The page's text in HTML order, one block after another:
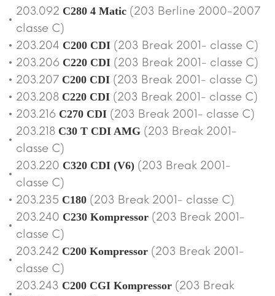
203.092 C280 4 Matic (203 Berline 2000-2007
classe C)
203.204 C200 CDI (203 Break 2001- classe C)
203.206 C220 CDI (203 Break 2001- classe C)
203.207 C200 CDI (203 Break 2001- classe C)
203.208 C220 CDI (203 Break 2001- classe C)
203.216 C270 CDI (203 Break 2001- classe C)
203.218 C30 T CDI AMG (203 Break 2001-
classe C)
203.220 C320 CDI (V6) (203 Break 2001-
classe C)
203.235 C180 (203 Break 2001- classe C)
203.240 C230 Kompressor (203 Break 2001-
classe C)
203.242 C200 Kompressor (203 Break 2001-
classe C)
203.243 C200 CGI Kompressor (203 Break